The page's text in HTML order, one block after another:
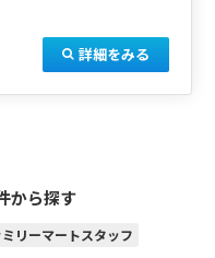
詳細をみる
から探す
リーマートスタッフ